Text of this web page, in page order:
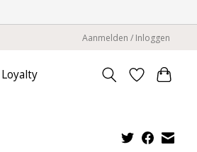
Aanmelden / Inloggen
Loyalty